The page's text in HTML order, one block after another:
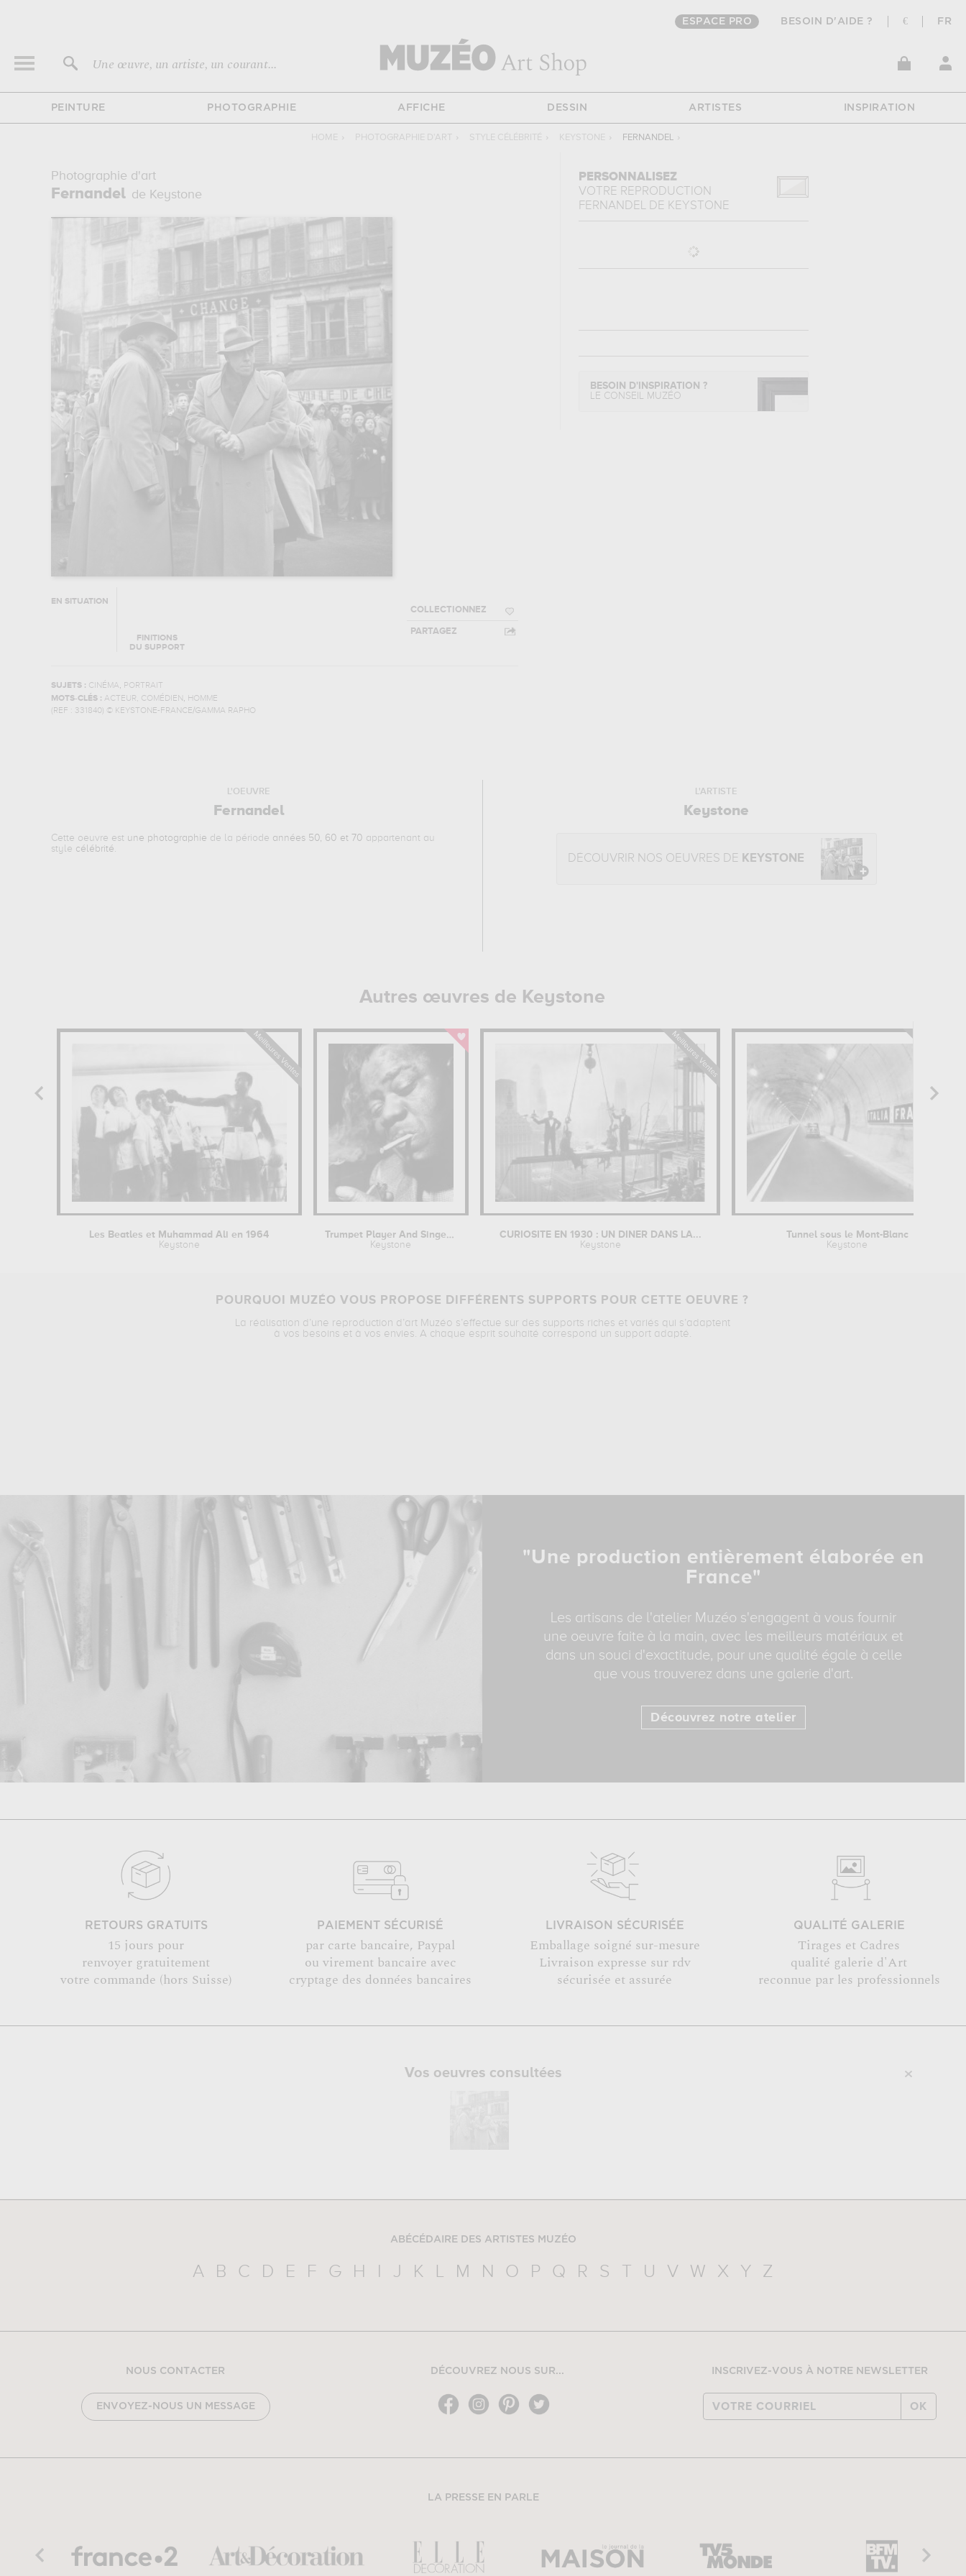
ESPACE PRO BESOIN D'AIDE ? € FR
Une œuvre, un artiste, un courant...
PEINTURE PHOTOGRAPHIE AFFICHE DESSIN ARTISTES INSPIRATION
HOME › PHOTOGRAPHIE D'ART › STYLE CÉLÉBRITÉ › KEYSTONE › FERNANDEL ›
Photographie d'art
Fernandel de Keystone
EN SITUATION
FINITIONS
DU SUPPORT
COLLECTIONNEZ
PARTAGEZ
SUJETS : CINÉMA, PORTRAIT
MOTS-CLÉS : ACTEUR, COMÉDIEN, HOMME
(REF : 331840) © KEYSTONE-FRANCE/GAMMA RAPHO
PERSONNALISEZ
VOTRE REPRODUCTION
FERNANDEL DE KEYSTONE
BESOIN D'INSPIRATION ?
LE CONSEIL MUZÉO
L'OEUVRE
Fernandel
Cette oeuvre est une photographie de la période années 50, 60 et 70 appartenant au
style célébrité.
L'ARTISTE
Keystone
DÉCOUVRIR NOS OEUVRES DE KEYSTONE
Autres œuvres de Keystone
Les Beatles et Muhammad Ali en 1964
Keystone
Trumpet Player And Singer Louis...
Keystone
CURIOSITE EN 1930 : UN DINER DANS LA...
Keystone
Tunnel sous le Mont-Blanc
Keystone
POURQUOI MUZÉO VOUS PROPOSE DIFFÉRENTS SUPPORTS POUR CETTE OEUVRE ?
La réalisation d’une reproduction d’art Muzéo s’effectue sur des supports riches et variés qui s’adaptent
à vos besoins et à vos envies. A chaque esprit souhaité correspond un support adapté.
"Une production entièrement élaborée en
France"
Les artisans de l'atelier Muzéo s'engagent à vous fournir
une oeuvre faite à la main, avec les meilleurs matériaux et
dans un souci d'exactitude, pour une qualité égale à celle
que vous trouverez dans une galerie d'art.
Découvrez notre atelier
RETOURS GRATUITS
15 jours pour
renvoyer gratuitement
votre commande (hors Suisse)
PAIEMENT SÉCURISÉ
par carte bancaire, Paypal
ou virement bancaire avec
cryptage des données bancaires
LIVRAISON SÉCURISÉE
Emballage soigné sur-mesure
Livraison expresse sur rdv
sécurisée et assurée
QUALITÉ GALERIE
Tirages et Cadres
qualité galerie d'Art
reconnue par les professionnels
Vos oeuvres consultées
ABÉCÉDAIRE DES ARTISTES MUZÉO
A B C D E F G H I J K L M N O P Q R S T U V W X Y Z
NOUS CONTACTER
ENVOYEZ-NOUS UN MESSAGE
DÉCOUVREZ NOUS SUR... INSCRIVEZ-VOUS À NOTRE NEWSLETTER
OK
LA PRESSE EN PARLE